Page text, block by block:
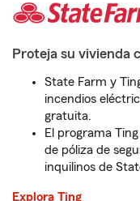
Proteja su vivienda
State Farm y
incendios
gratuita.
El programa
de póliza de
inquilinos de
Explora Ting